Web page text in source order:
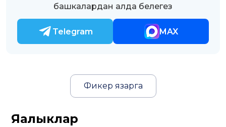
башкалардан алда белегез
Telegram MAX
Фикер язарга
Яңалыклар